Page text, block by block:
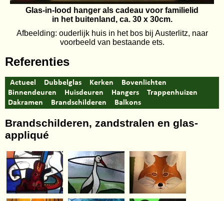
Glas-in-lood hanger als cadeau voor familielid
in het buitenland, ca. 30 x 30cm.
Afbeelding: ouderlijk huis in het bos bij Austerlitz, naar
voorbeeld van bestaande ets.
Referenties
Actueel Dubbelglas Kerken
Bovenlichten
Binnendeuren
Huisdeuren Hangers
Trappenhuizen
Dakramen
Brandschilderen Balkons
Brandschilderen, zandstralen en glas-
appliqué